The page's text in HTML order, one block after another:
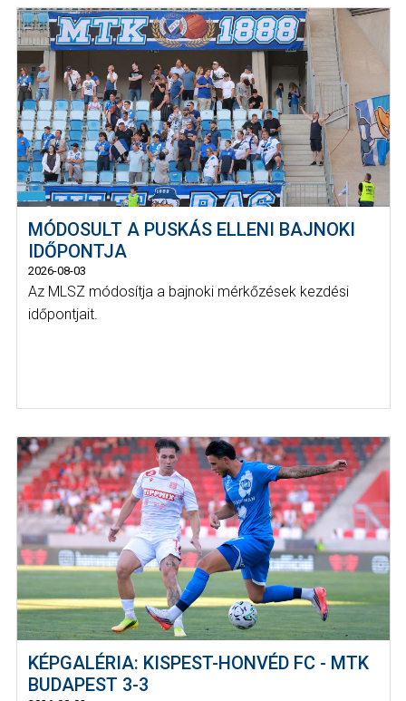
MÓDOSULT A PUSKÁS ELLENI BAJNOKI
IDŐPONTJA
2026-08-03
Az MLSZ módosítja a bajnoki mérkőzések kezdési
időpontjait.
KÉPGALÉRIA: KISPEST-HONVÉD FC - MTK
BUDAPEST 3-3